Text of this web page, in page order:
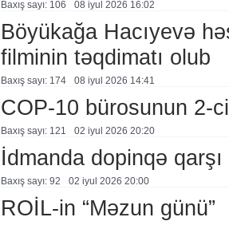
Baxış sayı: 106 08 i̇yul 2026 16:02
Böyükağa Hacıyevə
filminin təqdimatı olub
Baxış sayı: 174 08 i̇yul 2026 14:41
COP-10 bürosunun 2-
Baxış sayı: 121 02 i̇yul 2026 20:20
İdmanda dopinqə
Baxış sayı: 92 02 i̇yul 2026 20:00
ROİL-in “Məzun günü”